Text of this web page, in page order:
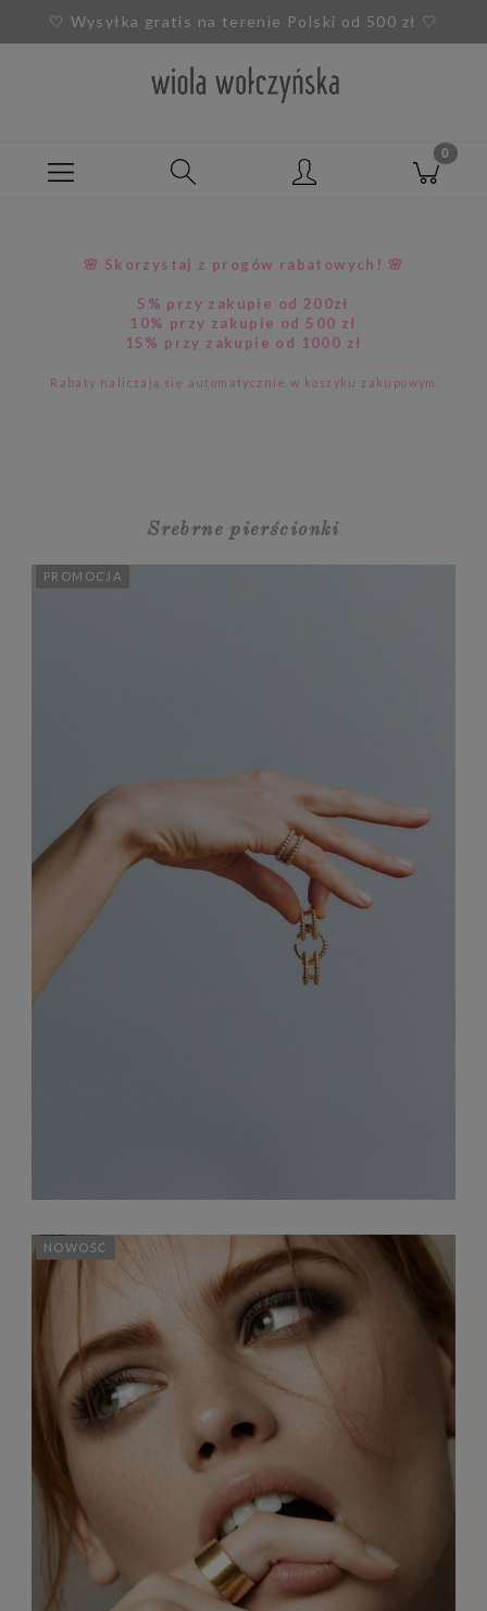
🤍 Wysyłka gratis na terenie Polski od 500 zł 🤍
🌸 Skorzystaj z progów rabatowych! 🌸
5% przy zakupie od 200zł
10% przy zakupie od 500 zł
15% przy zakupie od 1000 zł
Rabaty naliczają się automatycznie w koszyku zakupowym
Srebrne pierścionki
199,00 zł
PROMOCJA
NOWOŚĆ